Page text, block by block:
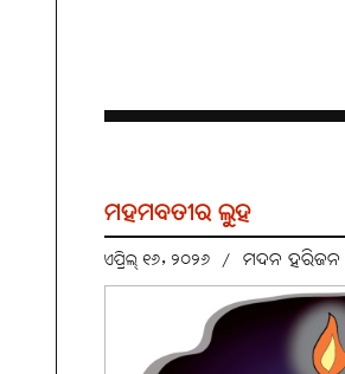
ମହମବତୀର ଲୁହ
ଏପ୍ରିଲ୍ ୧୬, ୨୦୨୬ / ମଦନ ହରିଜନ